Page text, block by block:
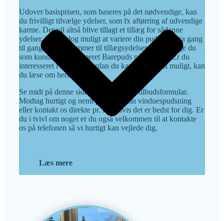
Udover basisprisen, som baseres på det nødvendige, kan
du frivilligt tilvælge ydelser, som fx aftørring af udvendige
karme. Der vil altså blive tillagt et tillæg for sådanne
ydelser. Det er dog muligt at variere din pudsning fra gang
til gang når det kommer til tillægsydelserne, så længe du
som kunde har informeret Barepuds på forhånd. Er du
interesseret i at vide hvordan du kan spare mest muligt, kan
du læse om herunder.
Se midt på denne side og benyt vores tilbudsformular.
Modtag hurtigt og nemt prisen på din vinduespudsning
eller kontakt os direkte pr. mail hvis det er bedst for dig. Er
du i tvivl om noget er du også velkommen til at kontakte
os på telefonen så vi hurtigt kan vejlede dig.
Læs mere